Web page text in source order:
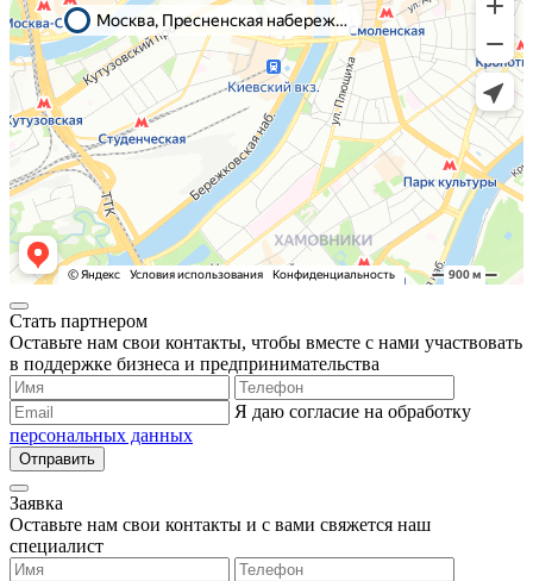
Стать партнером
Оставьте нам свои контакты, чтобы вместе с нами участвовать
в поддержке бизнеса и предпринимательства
Я даю согласие на обработку
персональных данных
Отправить
Заявка
Оставьте нам свои контакты и с вами свяжется наш
специалист